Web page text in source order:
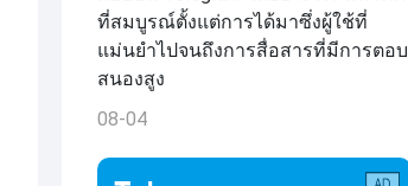
ที่สมบูรณ์ตั้งแต่การได้มาซึ่งผู้ใช้ที่
แม่นยำไปจนถึงการสื่อสารที่มีการตอบ
สนองสูง
08-04